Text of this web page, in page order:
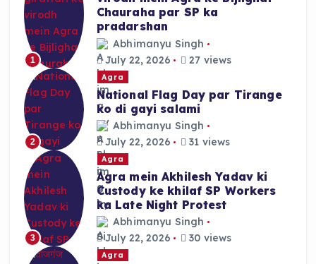
1
Chauraha par SP ka
pradarshan
Abhimanyu Singh
July 22, 2026
27 views
2
Agra
National Flag Day par Tirange
ko di gayi salami
Abhimanyu Singh
July 22, 2026
31 views
3
Agra
Agra mein Akhilesh Yadav ki
Custody ke khilaf SP Workers
ka Late Night Protest
Abhimanyu Singh
July 22, 2026
30 views
Agra